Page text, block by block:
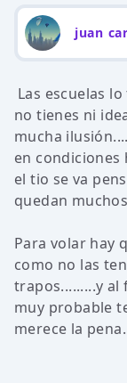
juan
Las escuelas
no tienes ni
mucha
en condiciones
el tio se va
quedan
Para volar hay
como no las
trapos.........y
muy probable
merece la